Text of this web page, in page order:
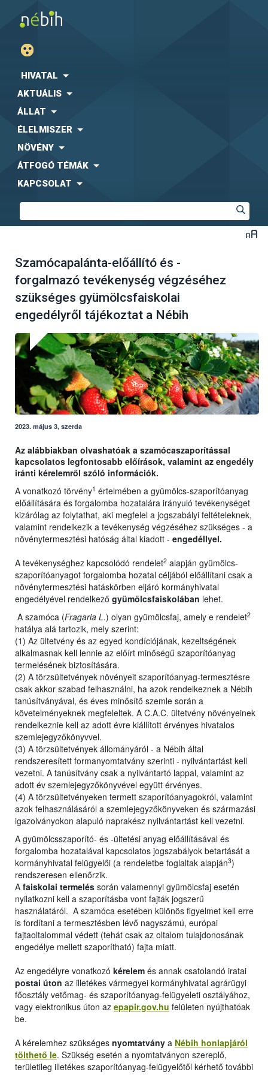
HIVATAL
AKTUÁLIS
ÁLLAT
ÉLELMISZER
NÖVÉNY
ÁTFOGÓ TÉMÁK
KAPCSOLAT
Szamócapalánta-előállító és -
forgalmazó tevékenység végzéséhez
szükséges gyümölcsfaiskolai
engedélyről tájékoztat a Nébih
2023. május 3, szerda
Az alábbiakban olvashatóak a szamócaszaporítással
kapcsolatos legfontosabb előírások, valamint az engedély
iránti kérelemről szóló információk.
A vonatkozó törvény1 értelmében a gyümölcs-szaporítóanyag
előállítására és forgalomba hozatalára irányuló tevékenységet
kizárólag az folytathat, aki megfelel a jogszabályi feltételeknek,
valamint rendelkezik a tevékenység végzéséhez szükséges - a
növénytermesztési hatóság által kiadott - engedéllyel.
A tevékenységhez kapcsolódó rendelet2 alapján gyümölcs-
szaporítóanyagot forgalomba hozatal céljából előállítani csak a
növénytermesztési hatáskörben eljáró kormányhivatal
engedélyével rendelkező gyümölcsfaiskolában lehet.
A szamóca (Fragaria L.) olyan gyümölcsfaj, amely e rendelet2
hatálya alá tartozik, mely szerint:
(1) Az ültetvény és az egyed kondíciójának, kezeltségének
alkalmasnak kell lennie az előírt minőségű szaporítóanyag
termelésének biztosítására.
(2) A törzsültetvények növényeit szaporítóanyag-termesztésre
csak akkor szabad felhasználni, ha azok rendelkeznek a Nébih
tanúsítványával, és éves minősítő szemle során a
követelményeknek megfeleltek. A C.A.C. ültetvény növényeinek
rendelkeznie kell az adott évre kiállított érvényes hivatalos
szemlejegyzőkönyvvel.
(3) A törzsültetvények állományáról - a Nébih által
rendszeresített formanyomtatvány szerinti - nyilvántartást kell
vezetni. A tanúsítvány csak a nyilvántartó lappal, valamint az
adott év szemlejegyzőkönyvével együtt érvényes.
(4) A törzsültetvényeken termett szaporítóanyagokról, valamint
azok felhasználásáról a szemlejegyzőkönyveken és származási
igazolványokon alapuló naprakész nyilvántartást kell vezetni.
A gyümölcsszaporító- és -ültetési anyag előállításával és
forgalomba hozatalával kapcsolatos jogszabályok betartását a
kormányhivatal felügyelői (a rendeletbe foglaltak alapján3)
rendszeresen ellenőrzik.
A faiskolai termelés során valamennyi gyümölcsfaj esetén
nyilatkozni kell a szaporításba vont fajták jogszerű
használatáról. A szamóca esetében különös figyelmet kell erre
is fordítani a termesztésben lévő nagyszámú, európai
fajtaoltalommal védett (tehát csak az oltalom tulajdonosának
engedélye mellett szaporítható) fajta miatt.
Az engedélyre vonatkozó kérelem és annak csatolandó iratai
postai úton az illetékes vármegyei kormányhivatal agrárügyi
főosztály vetőmag- és szaporítóanyag-felügyeleti osztályához,
vagy elektronikus úton az epapir.gov.hu felületen nyújthatóak
be.
A kérelemhez szükséges nyomtatvány a Nébih honlapjáról
tölthető le. Szükség esetén a nyomtatványon szereplő,
területileg illetékes szaporítóanyag-felügyelőtől kérhető további